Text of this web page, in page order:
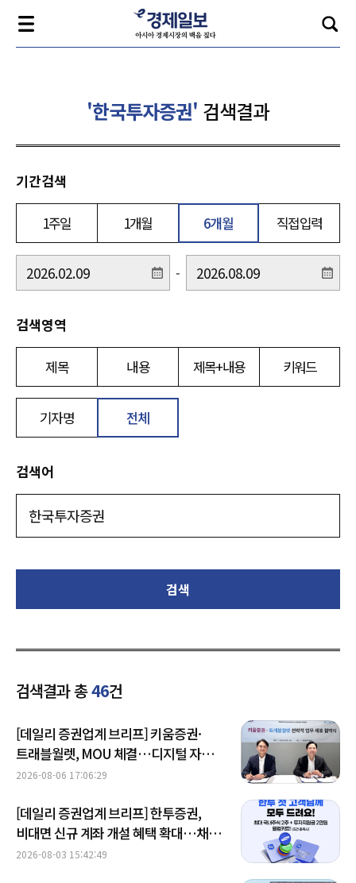
'한국투자증권' 검색결과
기간검색
1주일 1개월 6개월 직접입력
-
검색영역
제목 내용 제목+내용 키워드
기자명 전체
검색어
검색
검색결과 총46건
[데일리 증권업계 브리프] 키움증권·
트래블월렛, MOU 체결…디지털 자산·
금융상품 협력 外
2026-08-06 17:06:29
[데일리 증권업계 브리프] 한투증권,
비대면 신규 계좌 개설 혜택 확대…채널
다각화 가속 外
2026-08-03 15:42:49